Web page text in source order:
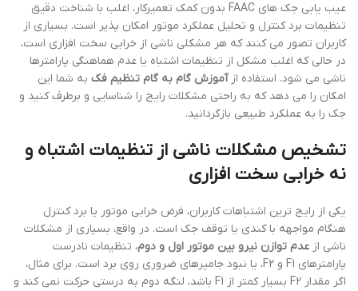
عیب یابی جک های FAAC بدون کمک تعمیرکار، اغلب با شناخت دقیق
تنظیمات برد کنترل و تحلیل عملکرد موتور امکان پذیر است. بسیاری از
کاربران تصور می کنند که هر مشکلی ناشی از خرابی سخت افزاری است،
در حالی که اغلب مشکل از تنظیمات اشتباه یا عدم هماهنگی پارامترها
ناشی می شود. استفاده ازآموزش گام به گام تنظیم فک به شما این
امکان را می دهد که به راحتی مشکلات رایج را شناسایی و برطرف کنید و
جک را به عملکرد طبیعی بازگردانید.
تشخیص مشکلات ناشی از تنظیمات اشتباه و
نه خرابی سخت افزاری
یکی از رایج ترین اشتباهات کاربران، فرض خرابی موتور یا برد کنترل
هنگام مواجهه با کندی یا توقف جک است. در واقع، بسیاری از مشکلات
ناشی از عدم توازن نیرو بین موتور اول و دوم، تنظیمات نادرست
پارامترهای F1 و F2، یا نبود جامپرهای ضروری روی برد است. برای مثال،
اگر مقدار F2 بسیار کمتر از F1 باشد، لنگه دوم به درستی حرکت نمی کند و